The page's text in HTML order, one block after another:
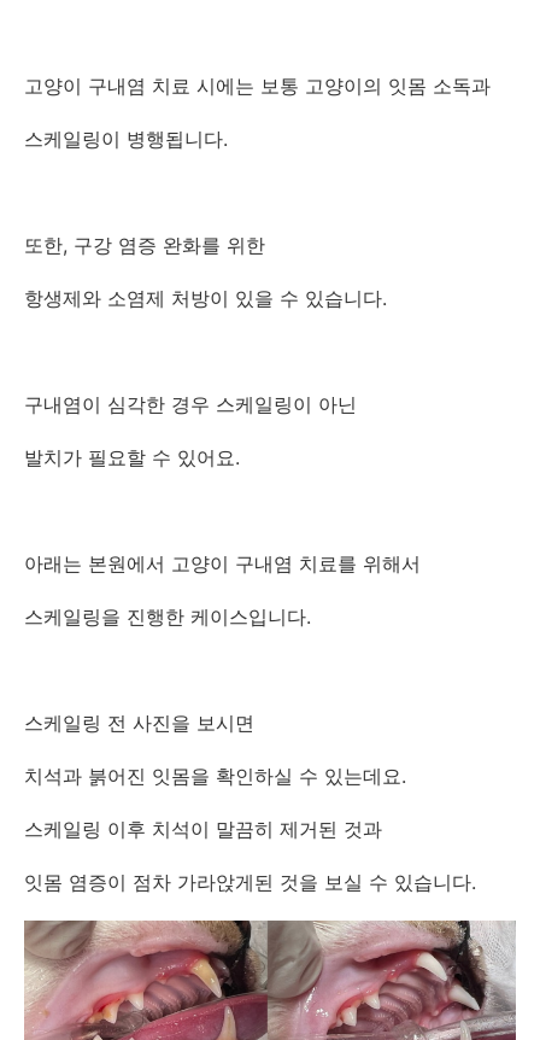
고양이 구내염 치료 시에는 보통 고양이의 잇몸 소독과
스케일링이 병행됩니다.
또한, 구강 염증 완화를 위한
항생제와 소염제 처방이 있을 수 있습니다.
구내염이 심각한 경우 스케일링이 아닌
발치가 필요할 수 있어요.
아래는 본원에서 고양이 구내염 치료를 위해서
스케일링을 진행한 케이스입니다.
스케일링 전 사진을 보시면
치석과 붉어진 잇몸을 확인하실 수 있는데요.
스케일링 이후 치석이 말끔히 제거된 것과
잇몸 염증이 점차 가라앉게된 것을 보실 수 있습니다.